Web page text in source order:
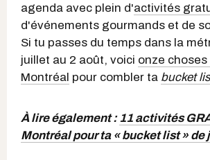
agenda avec plein d'activités
d'événements gourmands et de
Si tu passes du temps dans la
juillet au 2 août, voici onze
Montréal pour combler ta bucket
À lire également :11 activités
Montréal pour ta « bucket list » de